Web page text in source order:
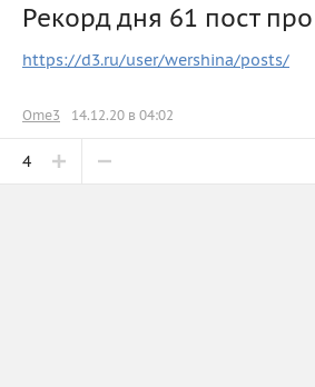
Рекорд дня 61 пост
https://d3.ru/user/wershina/posts/
Ome3 14.12.20 в 04:02
4